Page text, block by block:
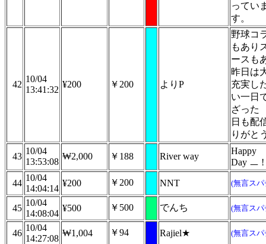
ってい
す。
42
10/04
13:41:32
¥200 ￥200 よりP
野球コ
もあり
ースも
昨日は
充実し
い一日
ざっ
日も配
りがと
43
10/04
13:53:08
₩2,000 ￥188 River way
Happy
Day ㅡ
44
10/04
14:04:14
¥200 ￥200 NNT (無言スパ
45
10/04
14:08:04
¥500 ￥500 でんち (無言スパ
46
10/04
14:27:08
₩1,004 ￥94 Rajiel★ (無言スパ